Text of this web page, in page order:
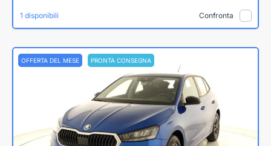
1 disponibili Confronta
OFFERTA DEL MESE PRONTA CONSEGNA